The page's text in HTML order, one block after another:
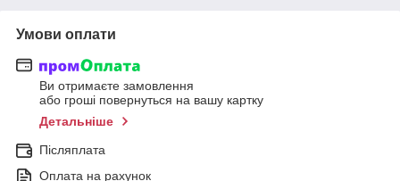
Умови оплати
Ви отримаєте замовлення
або гроші повернуться на вашу картку
Детальніше
Післяплата
Оплата на рахунок